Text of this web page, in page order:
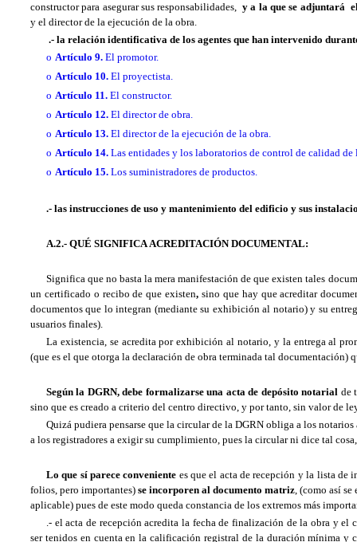
constructor para asegurar sus responsabilidades, y a la que se adjuntará
y el director de la ejecución de la obra.
.- la relación identificativa de los agentes que han intervenido
o Artículo 9. El promotor.
o Artículo 10. El proyectista.
o Artículo 11. El constructor.
o Artículo 12. El director de obra.
o Artículo 13. El director de la ejecución de la obra.
o Artículo 14. Las entidades y los laboratorios de control de calidad
o Artículo 15. Los suministradores de productos.
.- las instrucciones de uso y mantenimiento del edificio y sus
A.2.- QUÉ SIGNIFICA ACREDITACIÓN DOCUMENTAL:
Significa que no basta la mera manifestación de que existen tales
un certificado o recibo de que existen,sino que hay que acreditar
documentos que lo integran (mediante su exhibición al notario) y su
usuarios finales).
La existencia, se acredita por exhibición al notario, y la entrega al
(que es el que otorga la declaración de obra terminada tal documentación)
Según la DGRN, debe formalizarse una acta de depósito notarial de
sino que es creado a criterio del centro directivo, y por tanto, sin valor de
Quizá pudiera pensarse que la circular de la DGRN obliga a los
a los registradores a exigir su cumplimiento, pues la circular ni dice tal
Lo que sí parece conveniente es que el acta de recepción y la lista de
folios, pero importantes) se incorporen al documento matriz, (como así
aplicable) pues de este modo queda constancia de los extremos más
.- el acta de recepción acredita la fecha de finalización de la obra y el
ser tenidos en cuenta en la calificación registral de la duración mínima y